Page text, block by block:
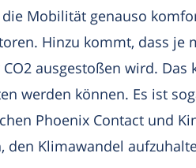
Mobilität genauso
Hinzu kommt, dass je
ausgestoßen wird. Das
werden können. Es ist
Phoenix Contact und
den Klimawandel